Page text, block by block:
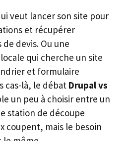
veut lancer son site pour
et récupérer
devis. Ou une
qui cherche un site
et formulaire
cas-là, le débat Drupal vs
un peu à choisir entre un
station de découpe
coupent, mais le besoin